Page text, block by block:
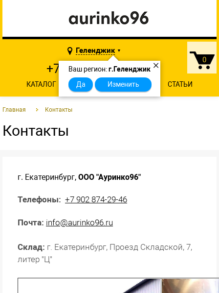
0
Геленджик ▼
×
Ваш регион:г.Геленджик
Да
Изменить
+7 902 874-29-46
КАТАЛОГ О КОМПАНИИ КОНТАКТЫ СТАТЬИ
Главная Контакты
Контакты
г. Екатеринбург, ООО "Ауринко96"
Телефоны: +7 902 874-29-46
Почта: info@aurinko96.ru
Склад: г. Екатеринбург, Проезд Складской, 7,
литер "Ц"